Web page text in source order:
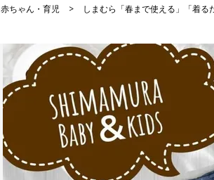
赤ちゃん・育児 しまむら「春まで使える」「着